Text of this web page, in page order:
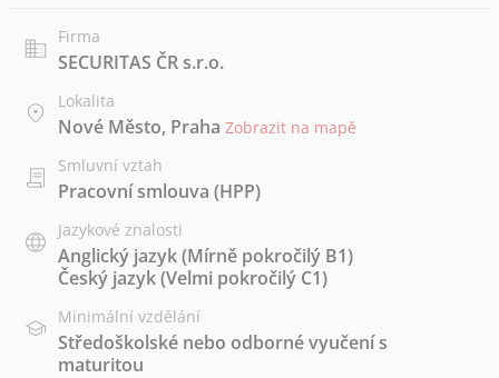
Firma
SECURITAS ČR s.r.o.
Lokalita
Nové Město, Praha Zobrazit na mapě
Smluvní vztah
Pracovní smlouva (HPP)
Jazykové znalosti
Anglický jazyk(Mírně pokročilý B1)
Český jazyk(Velmi pokročilý C1)
Minimální vzdělání
Středoškolské nebo odborné vyučení s
maturitou